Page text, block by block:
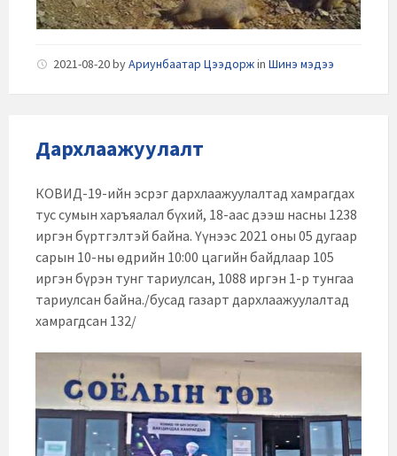
2021-08-20byАриунбаатар Цээдоржin Шинэ мэдээ
Дархлаажуулалт
КОВИД-19-ийн эсрэг дархлаажуулалтад хамрагдах
тус сумын харъяалал бүхий, 18-аас дээш насны 1238
иргэн бүртгэлтэй байна. Үүнээс 2021 оны 05 дугаар
сарын 10-ны өдрийн 10:00 цагийн байдлаар 105
иргэн бүрэн тунг тариулсан, 1088 иргэн 1-р тунгаа
тариулсан байна./бусад газарт дархлаажуулалтад
хамрагдсан 132/